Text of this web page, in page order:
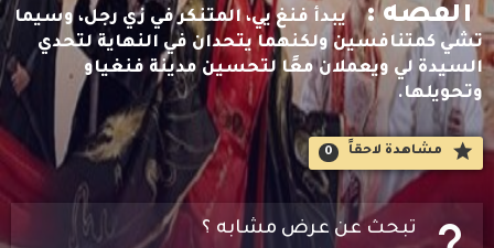
القصه : يبدأ فنغ يي، المتنكر في زي رجل، وسيما
تشي كمتنافسين ولكنهما يتحدان في النهاية لتحدي
السيدة لي ويعملان معًا لتحسين مدينة فنغياو
وتحويلها.
مشاهدة لاحقاََ 0
تبحث عن عرض مشابه ؟